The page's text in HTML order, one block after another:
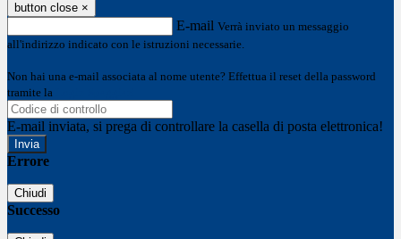
button close ×
E-mail Verrà inviato un messaggio
all'indirizzo indicato con le istruzioni necessarie.
Non hai una e-mail associata al nome utente? Effettua il reset della password
tramite la
E-mail inviata, si prega di controllare la casella di posta elettronica!
Errore
Chiudi
Successo